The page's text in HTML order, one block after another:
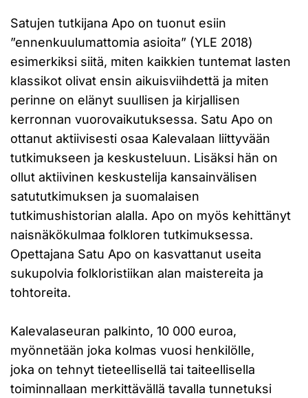
Satujen tutkijana Apo on tuonut esiin
”ennenkuulumattomia asioita” (YLE 2018)
esimerkiksi siitä, miten kaikkien tuntemat lasten
klassikot olivat ensin aikuisviihdettä ja miten
perinne on elänyt suullisen ja kirjallisen
kerronnan vuorovaikutuksessa. Satu Apo on
ottanut aktiivisesti osaa Kalevalaan liittyvään
tutkimukseen ja keskusteluun. Lisäksi hän on
ollut aktiivinen keskustelija kansainvälisen
satututkimuksen ja suomalaisen
tutkimushistorian alalla. Apo on myös kehittänyt
naisnäkökulmaa folkloren tutkimuksessa.
Opettajana Satu Apo on kasvattanut useita
sukupolvia folkloristiikan alan maistereita ja
tohtoreita.
Kalevalaseuran palkinto, 10 000 euroa,
myönnetään joka kolmas vuosi henkilölle,
joka on tehnyt tieteellisellä tai taiteellisella
toiminnallaan merkittävällä tavalla tunnetuksi